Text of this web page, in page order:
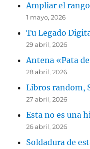
Ampliar el
1 mayo, 2026
Tu Legado
29 abril, 2026
Antena «Pata
28 abril, 2026
Libros random,
27 abril, 2026
Esta no es una
26 abril, 2026
Soldadura de